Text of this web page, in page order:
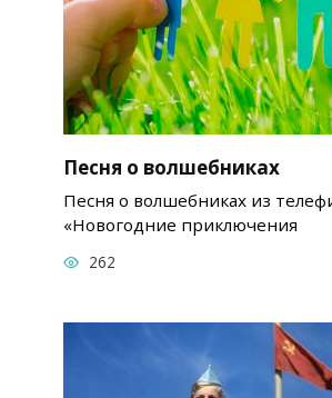
Песня о волшебниках
Песня о волшебниках из
«Новогодние приключения
262